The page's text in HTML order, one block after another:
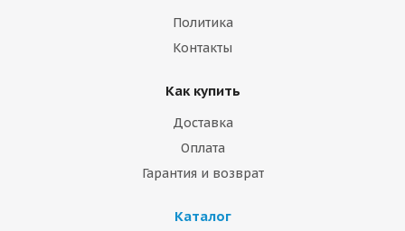
Политика
Контакты
Как купить
Доставка
Оплата
Гарантия и возврат
Каталог